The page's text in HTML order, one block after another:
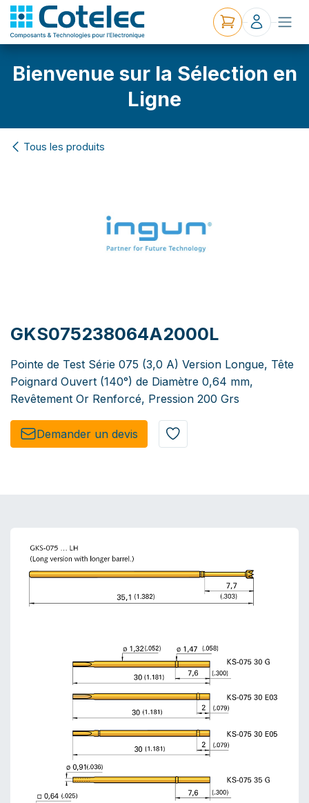
Bienvenue sur la Sélection en
Ligne
Tous les produits
GKS075238064A2000L
Pointe de Test Série 075 (3,0 A) Version Longue, Tête
Poignard Ouvert (140°) de Diamètre 0,64 mm,
Revêtement Or Renforcé, Pression 200 Grs
Demander un de​​vis​​